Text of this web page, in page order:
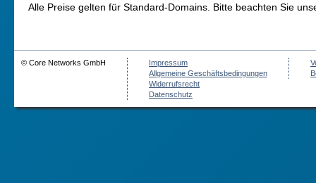
Alle Preise gelten für Standard-Domains. Bitte beachten Sie
© Core Networks GmbH
Impressum
Allgemeine Geschäftsbedingungen
Widerrufsrecht
Datenschutz